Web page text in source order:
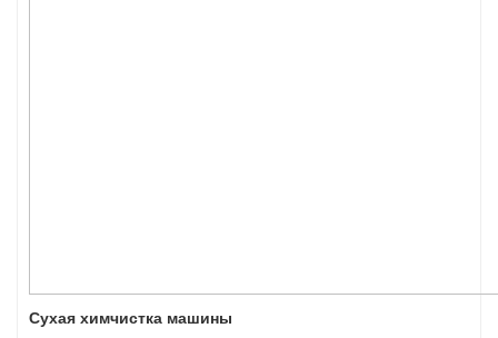
Сухая химчистка машины